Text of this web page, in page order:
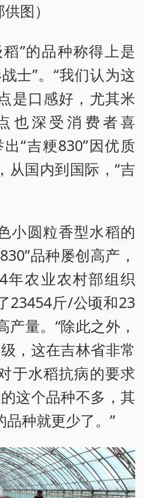
图）
”的品种称得上是
士”。“我们认为这
是口感好，尤其米
也深受消费者喜
“吉粳830”因优质
从国内到国际，“吉
小圆粒香型水稻的
品种屡创高产，
年农业农村部组织
23454斤/公顷和23
量。“除此之外，
，这在吉林省非常
于水稻抗病的要求
这个品种不多，其
种就更少了。”